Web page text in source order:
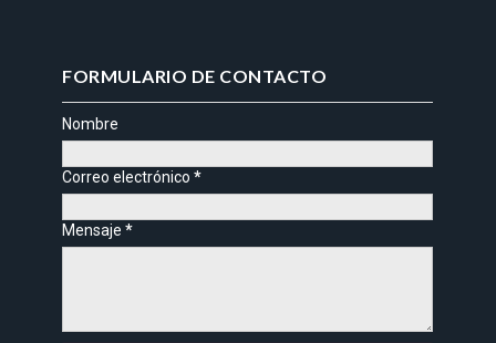
FORMULARIO DE CONTACTO
Nombre
Correo electrónico*
Mensaje*